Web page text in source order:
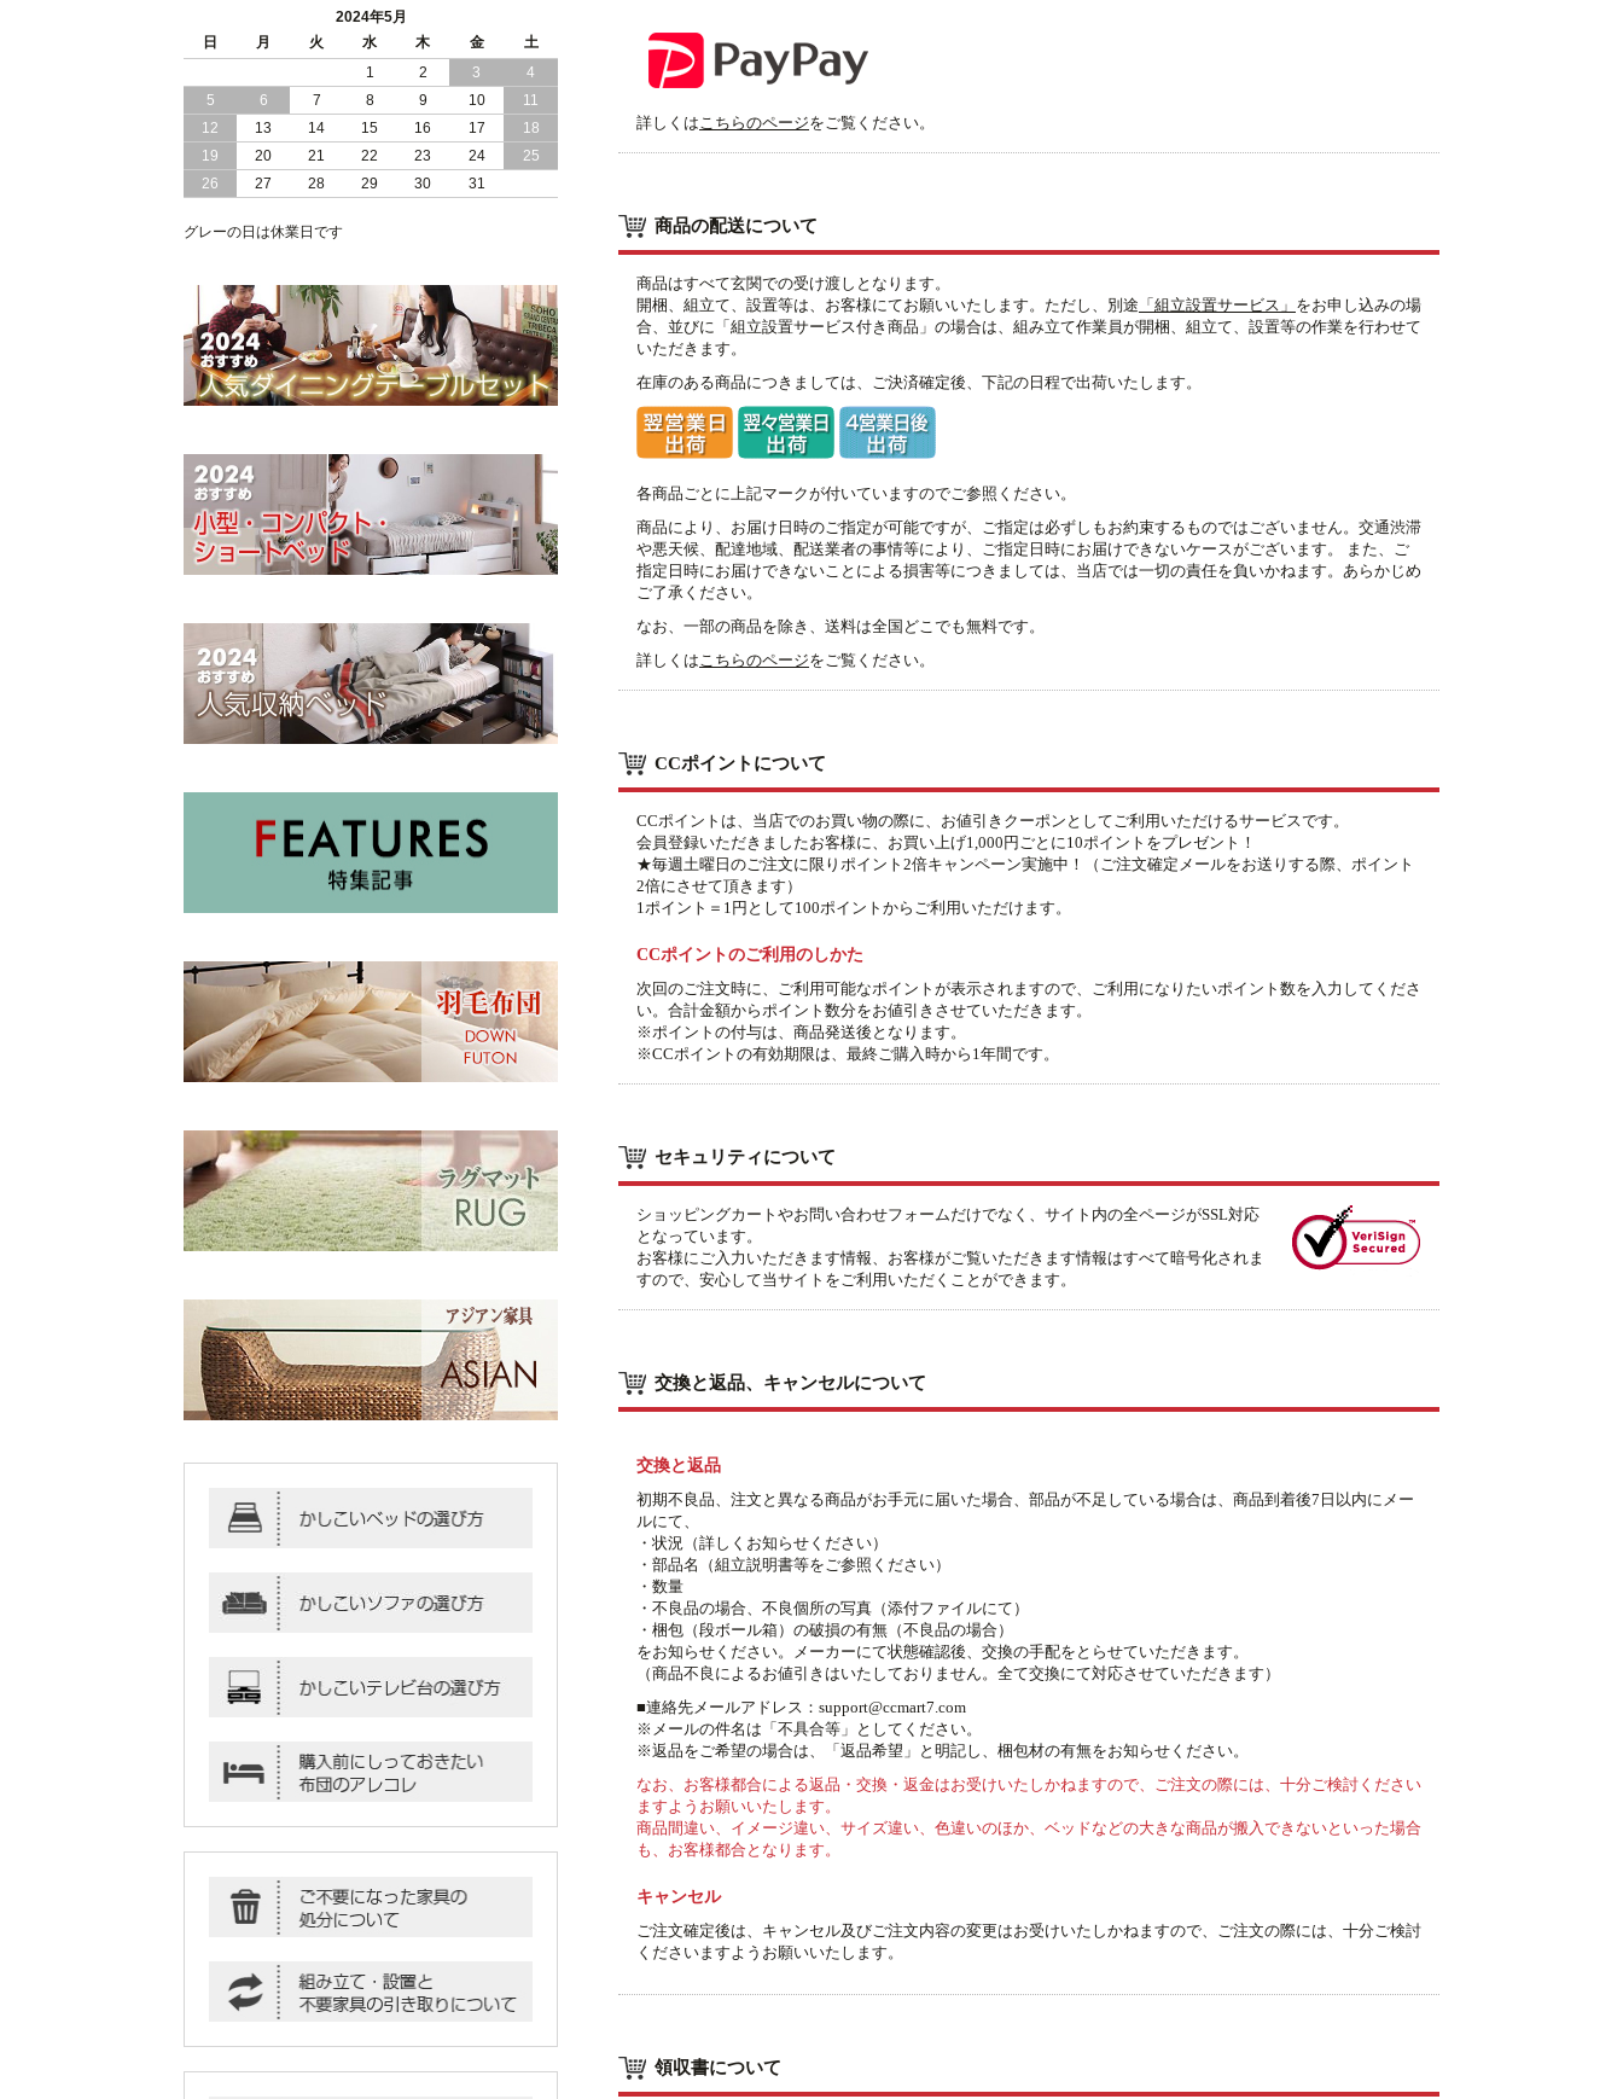
詳しくはこちらのページをご覧ください。
商品の配送について
商品はすべて玄関での受け渡しとなります。
開梱、組立て、設置等は、お客様にてお願いいたします。ただし、別途 「組立設置サービス」 をお申し込みの場
合、並びに「組立設置サービス付き商品」の場合は、組み立て作業員が開梱、組立て、設置等の作業を行わせて
いただきます。
在庫のある商品につきましては、ご決済確定後、下記の日程で出荷いたします。
各商品ごとに上記マークが付いていますのでご参照ください。
商品により、お届け日時のご指定が可能ですが、ご指定は必ずしもお約束するものではございません。交通渋滞
や悪天候、配達地域、配送業者の事情等により、ご指定日時にお届けできないケースがございます。 また、ご
指定日時にお届けできないことによる損害等につきましては、当店では一切の責任を負いかねます。あらかじめ
ご了承ください。
なお、一部の商品を除き、送料は全国どこでも無料です。
詳しくはこちらのページをご覧ください。
CCポイントについて
CCポイントは、当店でのお買い物の際に、お値引きクーポンとしてご利用いただけるサービスです。
会員登録いただきましたお客様に、お買い上げ1,000円ごとに10ポイントをプレゼント！
★毎週土曜日のご注文に限りポイント2倍キャンペーン実施中！（ご注文確定メールをお送りする際、ポイント
2倍にさせて頂きます）
1ポイント＝1円として100ポイントからご利用いただけます。
CCポイントのご利用のしかた
次回のご注文時に、ご利用可能なポイントが表示されますので、ご利用になりたいポイント数を入力してくださ
い。合計金額からポイント数分をお値引きさせていただきます。
※ポイントの付与は、商品発送後となります。
※CCポイントの有効期限は、最終ご購入時から1年間です。
セキュリティについて
ショッピングカートやお問い合わせフォームだけでなく、サイト内の全ページがSSL対応
となっています。
お客様にご入力いただきます情報、お客様がご覧いただきます情報はすべて暗号化されま
すので、安心して当サイトをご利用いただくことができます。
交換と返品、キャンセルについて
交換と返品
初期不良品、注文と異なる商品がお手元に届いた場合、部品が不足している場合は、商品到着後7日以内にメー
ルにて、
・状況（詳しくお知らせください）
・部品名（組立説明書等をご参照ください）
・数量
・不良品の場合、不良個所の写真（添付ファイルにて）
・梱包（段ボール箱）の破損の有無（不良品の場合）
をお知らせください。メーカーにて状態確認後、交換の手配をとらせていただきます。
（商品不良によるお値引きはいたしておりません。全て交換にて対応させていただきます）
■連絡先メールアドレス： support@ccmart7.com
※メールの件名は「不具合等」としてください。
※返品をご希望の場合は、「返品希望」と明記し、梱包材の有無をお知らせください。
なお、お客様都合による返品・交換・返金はお受けいたしかねますので、ご注文の際には、十分ご検討ください
ますようお願いいたします。
商品間違い、イメージ違い、サイズ違い、色違いのほか、ベッドなどの大きな商品が搬入できないといった場合
も、お客様都合となります。
キャンセル
ご注文確定後は、キャンセル及びご注文内容の変更はお受けいたしかねますので、ご注文の際には、十分ご検討
くださいますようお願いいたします。
領収書について
2024/01/17
大人女子 に 人気 ホワイト ボディ 引き
出し 収納 付き チェスト ベッド 日本製
2024/01/06
おすすめ ヘッドボードレス 大容量 引出
し 収納 チェスト ベッド
2023/12/30
引き出し 5杯 収納庫 付き で 収納力 抜
ト ベッド
2024年5月
日
月 火 水 木 金
土
1
2 3
4
5
6 7 8 9 10
11
12
13 14 15 16 17
18
19
20 21 22 23 24
25
26
27 28 29 30 31
グレーの日は休業日です